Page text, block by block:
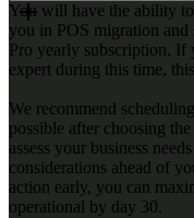
You will have the ability
you in POS migration and
Pro yearly subscription. If
expert during this time,
We recommend
possible after choosing
assess your business
considerations ahead of
action early, you can
operational by day 30.